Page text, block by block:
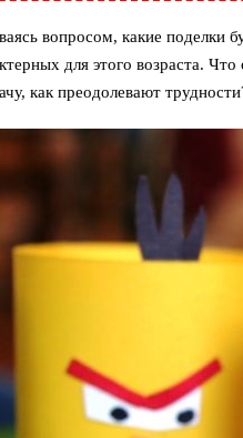
вопросом, какие поделки
для этого возраста.
как преодолевают